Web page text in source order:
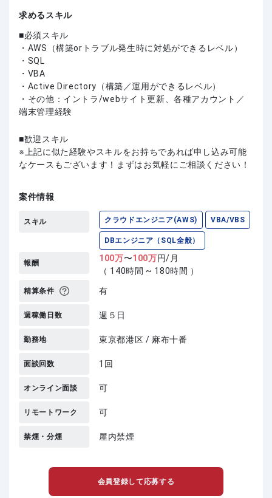
求めるスキル
必須スキル
・AWS（構築orトラブル発生時に対処ができるレベル）
・SQL
・VBA
・Active Directory（構築／運用ができるレベル）
・その他：イントラ/webサイト更新、各種アカウント／
端末管理経験
歓迎スキル
上記に似た経験やスキルをお持ちであれば申し込み可能
なケースもございます！まずはお気軽にご相談ください！
案件情報
スキル クラウドエンジニア(AWS) VBA/VBS
DBエンジニア（SQL全般）
報酬 100万〜100万円/月
（ 140時間 ~ 180時間 ）
精算条件 有
週稼働日数 週５日
勤務地 東京都港区 / 麻布十番
面談回数 1回
オンライン面談 可
リモートワーク 可
禁煙・分煙 屋内禁煙
会員登録して応募する